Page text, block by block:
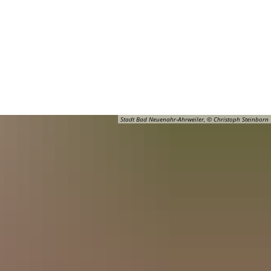
Stadt Bad Neuenahr-Ahrweiler, © Christoph Steinborn